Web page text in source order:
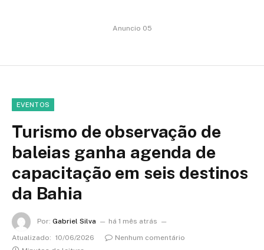
Anuncio 05
EVENTOS
Turismo de observação de
baleias ganha agenda de
capacitação em seis destinos
da Bahia
Por: Gabriel Silva
há 1 mês atrás
Atualizado: 10/06/2026
Nenhum comentário